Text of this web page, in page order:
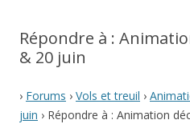
Répondre à :
& 20 juin
› Forums › Vols et treuil ›
juin › Répondre à : Animation